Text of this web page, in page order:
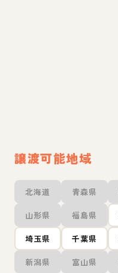
譲渡可能地域
北海道 青森県
山形県 福島県
埼玉県 千葉県
新潟県 富山県